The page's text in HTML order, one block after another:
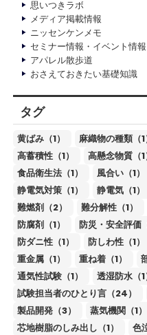
思いつきラボ
メディア掲載情報
ニッセンケンメモ
セミナー情報・イベント情報
アパレル散歩道
おさえておきたい基礎知識
タグ
黄ばみ（1） 麻織物の種類（1
高蓄積性（1）
高懸念物質（1
食品衛生法（1）
風合い（1）
静電気対策（1）
静電気（1）
難燃剤（2）
難分解性（1）
防腐剤（1）
防災・安全評価
防ダニ性（1）
防しわ性（1）
重金属（1）
重ね着（1）
通気性試験（1）
透湿防水（1
試験担当者のひとり言（24）
製品開発（3）
蒸気機関（1）
芯地樹脂のしみ出し（1）
色